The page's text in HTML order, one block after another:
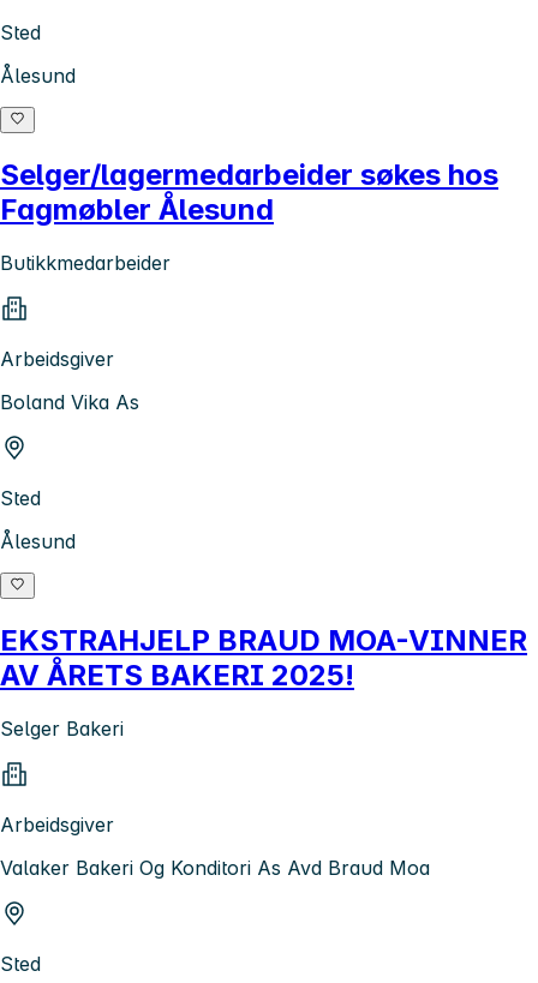
Sted
Ålesund
Selger/lagermedarbeider søkes hos
Fagmøbler Ålesund
Butikkmedarbeider
Arbeidsgiver
Boland Vika As
Sted
Ålesund
EKSTRAHJELP BRAUD MOA-VINNER
AV ÅRETS BAKERI 2025!
Selger Bakeri
Arbeidsgiver
Valaker Bakeri Og Konditori As Avd Braud Moa
Sted